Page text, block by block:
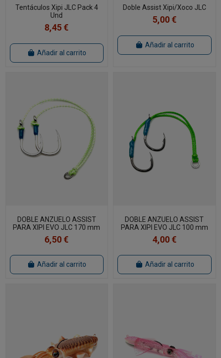
Tentáculos Xipi JLC Pack 4
Und
8,45 €
Añadir al carrito
Doble Assist Xipi/Xoco JLC
5,00 €
Añadir al carrito
DOBLE ANZUELO ASSIST
PARA XIPI EVO JLC 170 mm
6,50 €
Añadir al carrito
DOBLE ANZUELO ASSIST
PARA XIPI EVO JLC 100 mm
4,00 €
Añadir al carrito